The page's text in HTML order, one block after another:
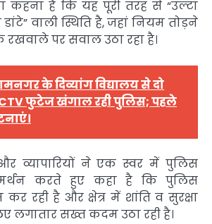
कहना है कि यह पूरी तरह से “उल्टा
वाली स्थिति है, जहां नियम तोड़ने
पर सवाल उठा रहा है।
के दिव्यांग विद्यालय से दो
फुटेज खंगाल रही पुलिस; पहले
व्यापारियों ने एक स्वर में पुलिस
करते हुए कहा है कि पुलिस
कर रही है और क्षेत्र में शांति व सुरक्षा
लगातार सख्त कदम उठा रही है।